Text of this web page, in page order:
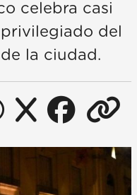
celebra casi
del
la ciudad.